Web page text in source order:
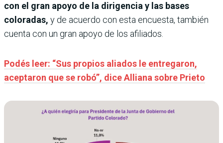
con el gran apoyo de la dirigencia y las bases
coloradas, y de acuerdo con esta encuesta, también
cuenta con un gran apoyo de los afiliados.
Podés leer: “Sus propios aliados le entregaron,
aceptaron que se robó”, dice Alliana sobre Prieto